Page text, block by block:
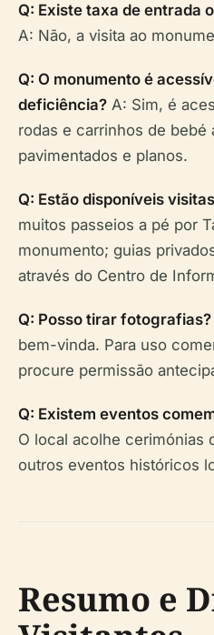
Q: Existe taxa de entrada
A: Não, a visita ao
Q: O monumento é
deficiência? A: Sim, é
rodas e carrinhos de bebé
pavimentados e planos.
Q: Estão disponíveis
muitos passeios a pé por
monumento; guias
através do Centro de
Q: Posso tirar fotografias?
bem-vinda. Para uso
procure permissão
Q: Existem eventos
O local acolhe cerimónias
outros eventos históricos
Resumo e